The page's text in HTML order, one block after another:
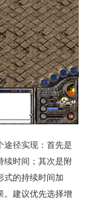
途径实现：首先是
续时间；其次是附
式的持续时间加
。建议优先选择增